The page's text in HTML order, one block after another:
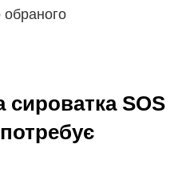
обраного
сироватка SOS